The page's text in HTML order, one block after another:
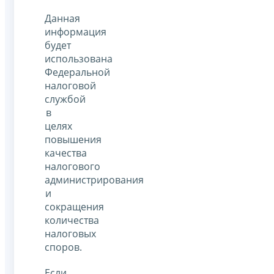
Данная
информация
будет
использована
Федеральной
налоговой
службой
в
целях
повышения
качества
налогового
администрирования
и
сокращения
количества
налоговых
споров.